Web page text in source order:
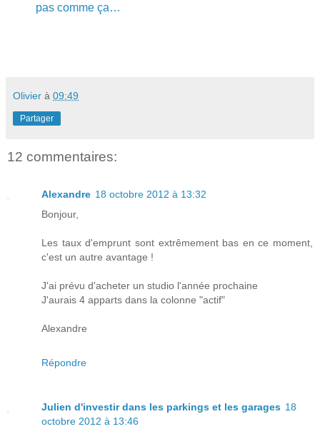
pas comme ça…
Olivier à 09:49
Partager
12 commentaires:
Alexandre 18 octobre 2012 à 13:32
Bonjour,
Les taux d'emprunt sont extrêmement bas en ce moment,
c'est un autre avantage !
J'ai prévu d'acheter un studio l'année prochaine
J'aurais 4 apparts dans la colonne "actif"
Alexandre
Répondre
Julien d'investir dans les parkings et les garages 18
octobre 2012 à 13:46